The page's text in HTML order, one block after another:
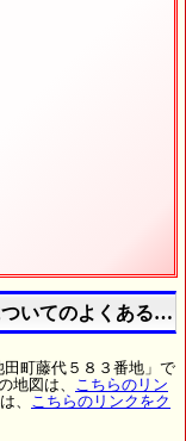
いてのよくある質
田町藤代５８３番地」で
地図は、 こちらのリン
、 こちらのリンクをク